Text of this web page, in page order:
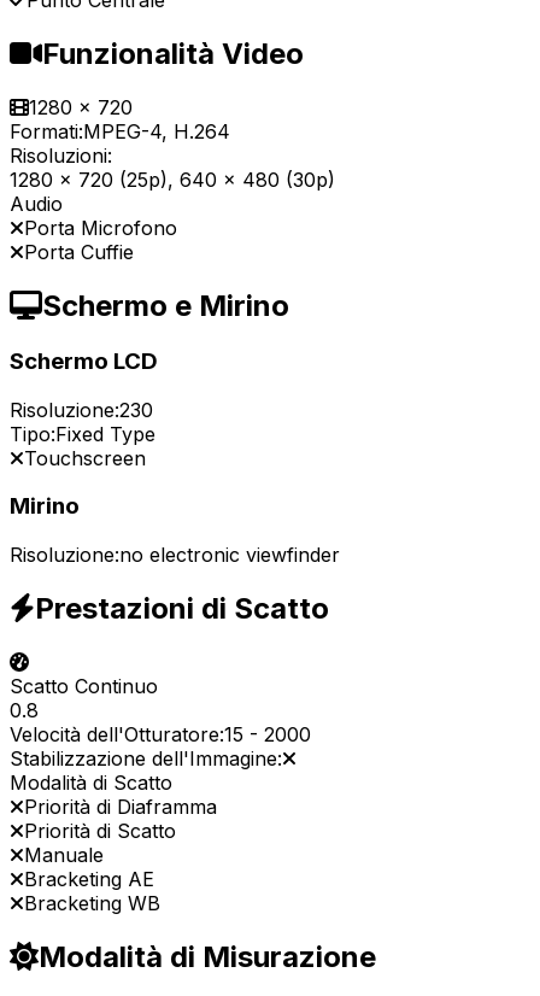
Funzionalità Video
1280 x 720
Formati:MPEG-4, H.264
Risoluzioni:
1280 x 720 (25p), 640 x 480 (30p)
Audio
Porta Microfono
Porta Cuffie
Schermo e Mirino
Schermo LCD
Risoluzione:230
Tipo:Fixed Type
Touchscreen
Mirino
Risoluzione:no electronic viewfinder
Prestazioni di Scatto
Scatto Continuo
0.8
Velocità dell'Otturatore:15 - 2000
Stabilizzazione dell'Immagine:
Modalità di Scatto
Priorità di Diaframma
Priorità di Scatto
Manuale
Bracketing AE
Bracketing WB
Modalità di Misurazione